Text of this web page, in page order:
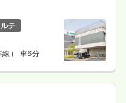
テ
線） 車6分